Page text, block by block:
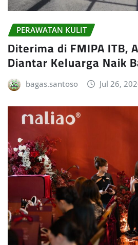
PERAWATAN KULIT
Diterima di FMIPA ITB,
Diantar Keluarga Naik
bagas.santoso Jul 26,